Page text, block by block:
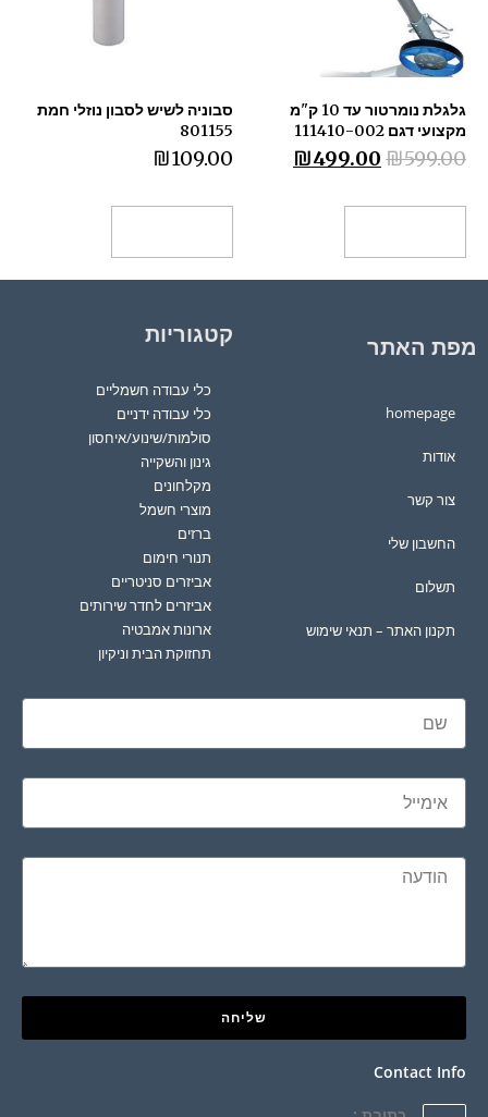
גלגלת נומרטור עד 10 ק"מ
מקצועי דגם 111410-002
₪599.00
₪499.00
סבוניה לשיש לסבון נוזלי חמת
801155
₪109.00
מפת האתר
homepage
אודות
צור קשר
החשבון שלי
תשלום
תקנון האתר – תנאי שימוש
קטגוריות
כלי עבודה חשמליים
כלי עבודה ידניים
סולמות/שינוע/איחסון
גינון והשקייה
מקלחונים
מוצרי חשמל
ברזים
תנורי חימום
אביזרים סניטריים
אביזרים לחדר שירותים
ארונות אמבטיה
תחזוקת הבית וניקיון
שליחה
Contact Info